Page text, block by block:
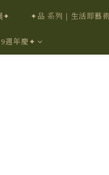
✦ ✦品 系列｜生活即藝
週年慶✦